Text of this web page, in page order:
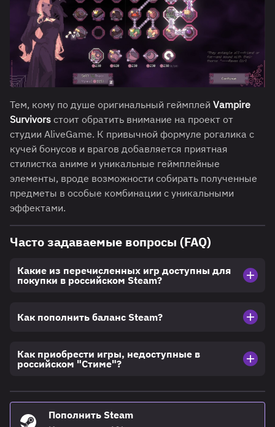
Тем, кому по душе оригинальный геймплей Vampire
Survivors стоит обратить внимание на проект от
студии AliveGame. К привычной формуле рогалика с
кучей бонусов и врагов добавляется приятная
стилистка аниме и уникальные геймплейные
элементы, вроде возможности собирать полученные
предметы в особые комбинации с уникальными
эффектами.
Часто задаваемые вопросы (FAQ)
Какие из перечисленных игр доступны для
покупки в российском Steam?
Как пополнить баланс Steam?
Как приобрести игры, недоступные в
российском "Стиме"?
Пополнить Steam